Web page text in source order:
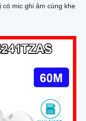
mic ghi âm cùng khe